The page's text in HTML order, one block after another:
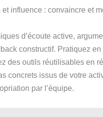
influence : convaincre et
d’écoute active,
constructif. Pratiquez en
des outils réutilisables en
concrets issus de votre
par l’équipe.